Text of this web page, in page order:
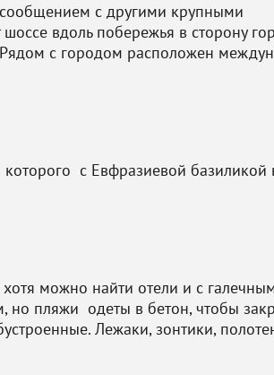
с другими крупными
вдоль побережья в сторону
Рядом с городом расположен
с Евфразиевой базиликой
можно найти отели и с
пляжи одеты в бетон, чтобы
Лежаки, зонтики,